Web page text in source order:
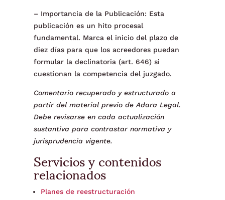
– Importancia de la Publicación: Esta
publicación es un hito procesal
fundamental. Marca el inicio del plazo de
diez días para que los acreedores puedan
formular la declinatoria (art. 646) si
cuestionan la competencia del juzgado.
Comentario recuperado y estructurado a
partir del material previo de Adara Legal.
Debe revisarse en cada actualización
sustantiva para contrastar normativa y
jurisprudencia vigente.
Servicios y contenidos
relacionados
Planes de reestructuración